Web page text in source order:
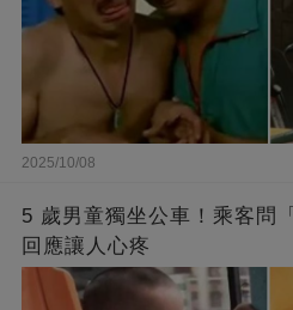
2025/10/08
5 歲男童獨坐公車！乘客問
回應讓人心疼